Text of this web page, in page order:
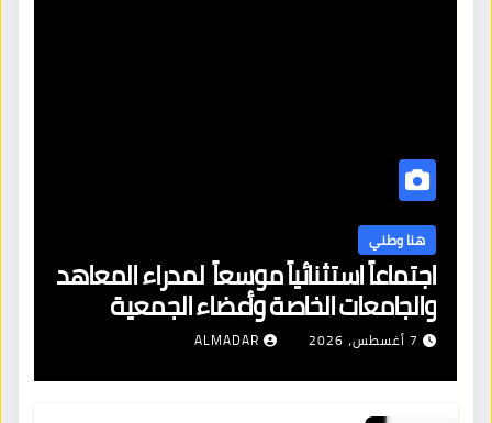
هنا وطني
اجتماعاً استثنائياً موسعاً لمدراء المعاهد
والجامعات الخاصة وأعضاء الجمعية
العمومية للنقابة العامة لمؤسسات
التعليم والتدريب الخاص في ليبيا
7 أغسطس، 2026 ALMADAR